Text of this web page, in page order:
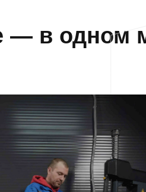
— в одном